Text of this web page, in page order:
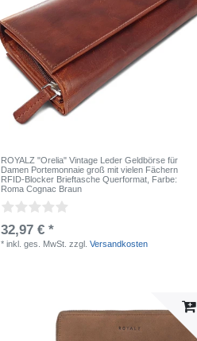
ROYALZ "Orelia" Vintage Leder Geldbörse für
Damen Portemonnaie groß mit vielen Fächern
RFID-Blocker Brieftasche Querformat , Farbe:
Roma Cognac Braun
32,97 € *
*inkl. ges. MwSt. zzgl.Versandkosten